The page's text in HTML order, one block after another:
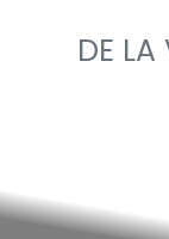
DE LA